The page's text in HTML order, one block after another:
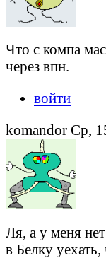
Что с компа
через впн.
войти
komandor Ср,
Ля, а у меня
в Белку